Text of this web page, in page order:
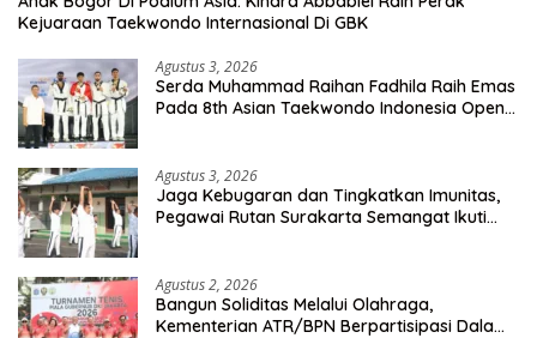
Kejuaraan Taekwondo Internasional Di GBK
Agustus 3, 2026
Serda Muhammad Raihan Fadhila Raih Emas
Pada 8th Asian Taekwondo Indonesia Open
Agustus 3, 2026
Jaga Kebugaran dan Tingkatkan Imunitas,
Pegawai Rutan Surakarta Semangat Ikuti
Agustus 2, 2026
Bangun Soliditas Melalui Olahraga,
Kementerian ATR/BPN Berpartisipasi Dalam